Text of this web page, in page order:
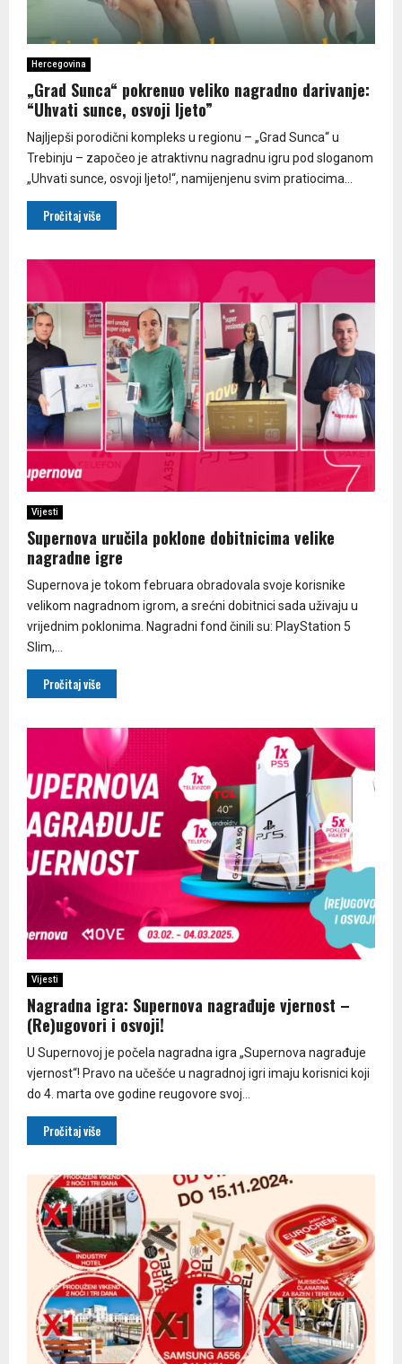
Hercegovina
„Grad Sunca“ pokrenuo veliko nagradno darivanje:
“Uhvati sunce, osvoji ljeto”
Najljepši porodični kompleks u regionu – „Grad Sunca“ u
Trebinju – započeo je atraktivnu nagradnu igru pod sloganom
„Uhvati sunce, osvoji ljeto!“, namijenjenu svim pratiocima...
Pročitaj više
Vijesti
Supernova uručila poklone dobitnicima velike
nagradne igre
Supernova je tokom februara obradovala svoje korisnike
velikom nagradnom igrom, a srećni dobitnici sada uživaju u
vrijednim poklonima. Nagradni fond činili su: PlayStation 5
Slim,...
Pročitaj više
Vijesti
Nagradna igra: Supernova nagrađuje vjernost –
(Re)ugovori i osvoji!
U Supernovoj je počela nagradna igra „Supernova nagrađuje
vjernost“! Pravo na učešće u nagradnoj igri imaju korisnici koji
do 4. marta ove godine reugovore svoj...
Pročitaj više